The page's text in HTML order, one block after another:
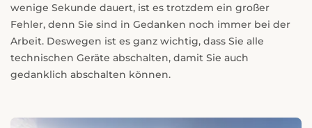
wenige Sekunde dauert, ist es trotzdem ein großer
Fehler, denn Sie sind in Gedanken noch immer bei der
Arbeit. Deswegen ist es ganz wichtig, dass Sie alle
technischen Geräte abschalten, damit Sie auch
gedanklich abschalten können.